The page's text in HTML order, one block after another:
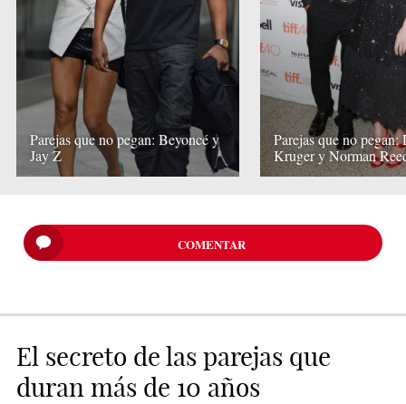
Parejas que no pegan: Beyoncé y
Jay Z
Parejas que no pegan:
Kruger y Norman
COMENTAR
El secreto de las parejas que
duran más de 10 años